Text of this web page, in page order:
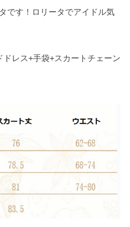
です！ロリータでアイドル気
ドレス+手袋+スカートチェーン